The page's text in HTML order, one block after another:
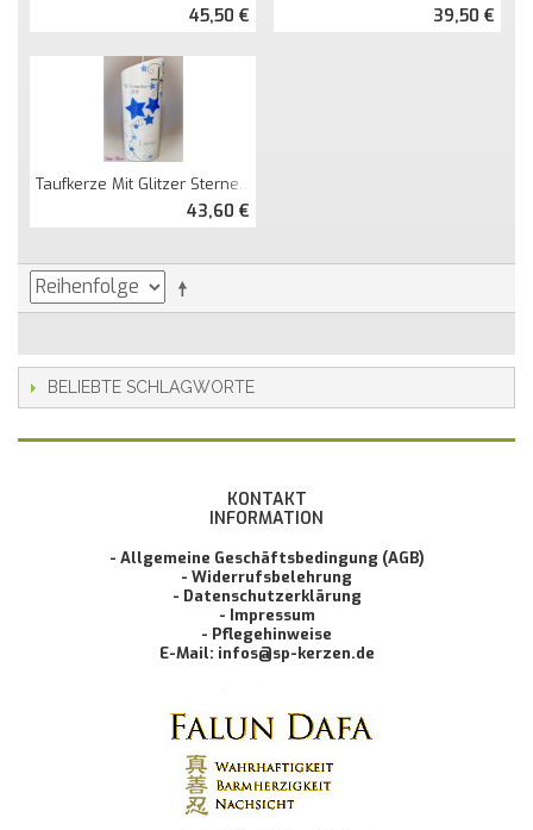
45,50 € 39,50 €
Taufkerze Mit Glitzer Sterne Oval Abg. Perlmutt
43,60 €
BELIEBTE SCHLAGWORTE
KONTAKT
INFORMATION
- Allgemeine Geschäftsbedingung (AGB)
- Widerrufsbelehrung
- Datenschutzerklärung
- Impressum
- Pflegehinweise
E-Mail: infos@sp-kerzen.de